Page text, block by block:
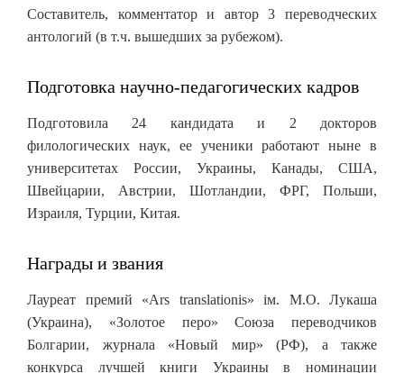
Составитель, комментатор и автор 3 переводческих
антологий (в т.ч. вышедших за рубежом).
Подготовка научно-педагогических кадров
Подготовила 24 кандидата и 2 докторов
филологических наук, ее ученики работают ныне в
университетах России, Украины, Канады, США,
Швейцарии, Австрии, Шотландии, ФРГ, Польши,
Израиля, Турции, Китая.
Награды и звания
Лауреат премий «Ars translationis» ім. М.О. Лукаша
(Украина), «Золотое перо» Союза переводчиков
Болгарии, журнала «Новый мир» (РФ), а также
конкурса лучшей книги Украины в номинации